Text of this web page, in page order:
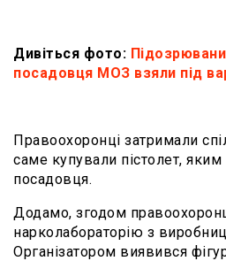
Дивіться фото:
посадовця МОЗ взяли під
Правоохоронці затримали
саме купували пістолет,
посадовця.
Додамо, згодом
нарколабораторію з
Організатором виявився